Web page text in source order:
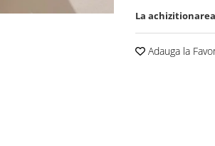
La
Adauga la